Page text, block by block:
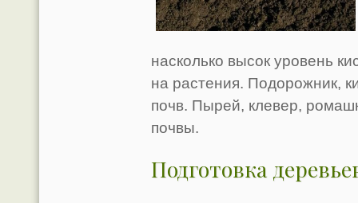
насколько высок уровень
на растения. Подорожник,
почв. Пырей, клевер,
почвы.
Подготовка